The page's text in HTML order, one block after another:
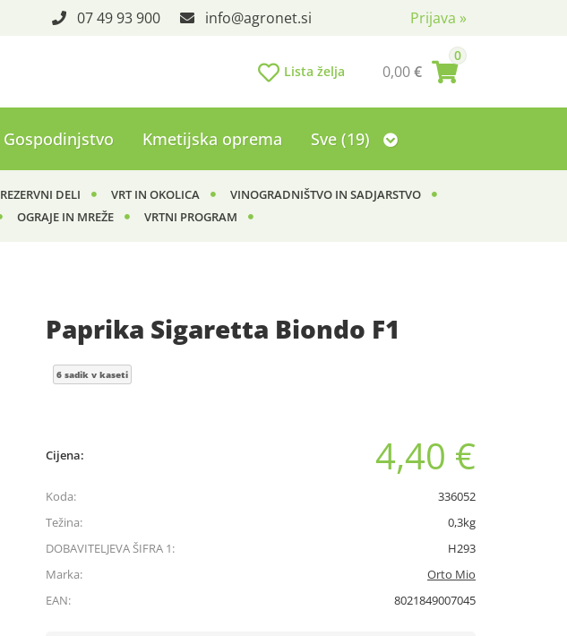
Prijava »
07 49 93 900 info agronet.si
0
0,00€
Lista želja
Gospodinjstvo Kmetijska oprema Sve (19)
REZERVNI DELI VRT IN OKOLICA
VINOGRADNIŠTVO IN SADJARSTVO
OGRAJE IN MREŽE VRTNI PROGRAM
Paprika Sigaretta Biondo F1
6 sadik v kaseti
Cijena: 4,40 €
Koda:
336052
Težina:
0,3kg
DOBAVITELJEVA ŠIFRA 1:
H293
Marka:
Orto Mio
EAN:
8021849007045